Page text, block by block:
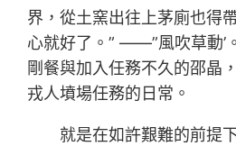
界，從土窯出往上茅廁也得
心就好了。” ——”風吹草動’
剛餐與加入任務不久的邵晶
戎人墳場任務的日常。
就是在如許艱難的前提